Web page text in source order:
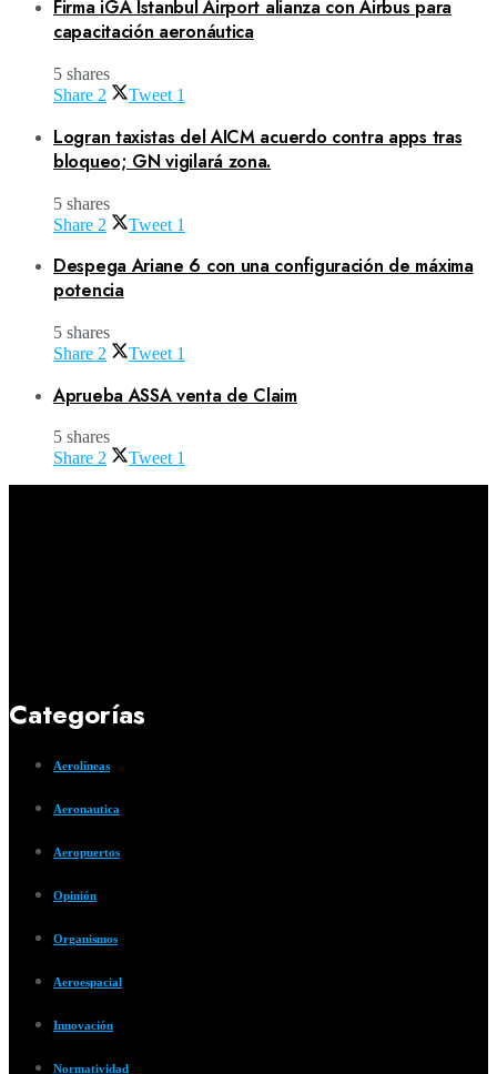
Firma iGA Istanbul Airport alianza con Airbus para
capacitación aeronáutica
5 shares
Share 2 Tweet 1
Logran taxistas del AICM acuerdo contra apps tras
bloqueo; GN vigilará zona.
5 shares
Share 2 Tweet 1
Despega Ariane 6 con una configuración de máxima
potencia
5 shares
Share 2 Tweet 1
Aprueba ASSA venta de Claim
5 shares
Share 2 Tweet 1
Categorías
Aerolíneas
Aeronautica
Aeropuertos
Opinión
Organismos
Aeroespacial
Innovación
Normatividad